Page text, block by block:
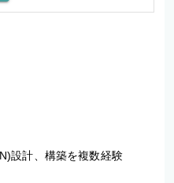
設計、構築を複数経験